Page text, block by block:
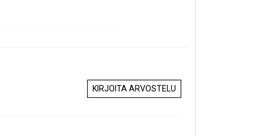
KIRJOITA ARVOSTELU